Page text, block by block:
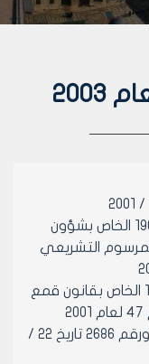
وعلى أحكام المرسوم رقم 123 لعام 1960 الخاص بشؤون
التشريعي
وعلى أحكام القانون رقم 158 لعام 1960 الخاص بقانون قمع
وعلى قرارنا رقم 713 تاريخ 19 / 8 / 1967 ورقم 2686 تاريخ 22 /